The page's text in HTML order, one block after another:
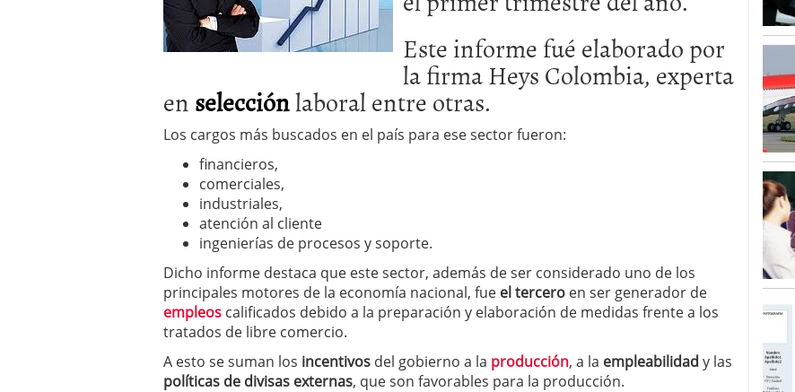
Este informe fué elaborado por
la firma Heys Colombia, experta
enselecciónlaboral entre otras.
Los cargos más buscados en el país para ese sector fueron:
financieros,
comerciales,
industriales,
atención al cliente
ingenierías de procesos y soporte.
Dicho informe destaca que este sector, además de ser considerado uno de los
principales motores de la economía nacional, fue el tercero en ser generador de
empleos calificados debido a la preparación y elaboración de medidas frente a los
tratados de libre comercio.
A esto se suman los incentivos del gobierno a la producción, a la empleabilidad y las
políticas de divisas externas, que son favorables para la producción.